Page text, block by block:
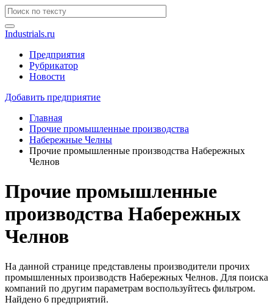
Industrials.ru
Предприятия
Рубрикатор
Новости
Добавить предприятие
Главная
Прочие промышленные производства
Набережные Челны
Прочие промышленные производства Набережных
Челнов
Прочие промышленные
производства Набережных
Челнов
На данной странице представлены производители прочих
промышленных производств Набережных Челнов. Для поиска
компаний по другим параметрам воспользуйтесь фильтром.
Найдено 6 предприятий.